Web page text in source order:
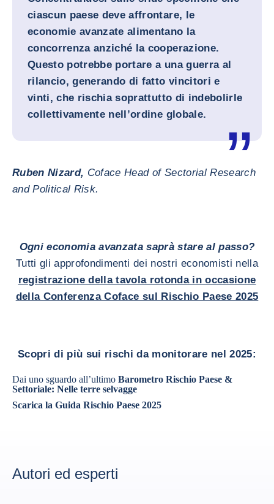
ciascun paese deve affrontare, le
economie avanzate alimentano la
concorrenza anziché la cooperazione.
Questo potrebbe portare a una guerra al
rilancio, generando di fatto vincitori e
vinti, che rischia soprattutto di indebolirle
collettivamente nell’ordine globale.
Ruben Nizard, Coface Head of Sectorial Research
and Political Risk.
Ogni economia avanzata saprà stare al passo?
Tutti gli approfondimenti dei nostri economisti nella
registrazione della tavola rotonda in occasione
della Conferenza Coface sul Rischio Paese 2025
Scopri di più sui rischi da monitorare nel 2025:
Dai uno sguardo all’ultimo Barometro Rischio Paese &
Settoriale: Nelle terre selvagge
Scarica la Guida Rischio Paese 2025
Autori ed esperti